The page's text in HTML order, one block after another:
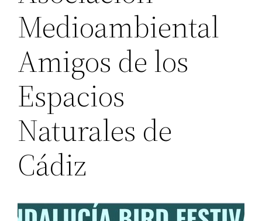
Medioambiental
Amigos de los
Espacios
Naturales de
Cádiz